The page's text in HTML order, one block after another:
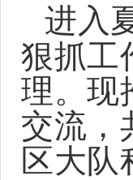
进入
狠抓工
理。现
交流，
区大队